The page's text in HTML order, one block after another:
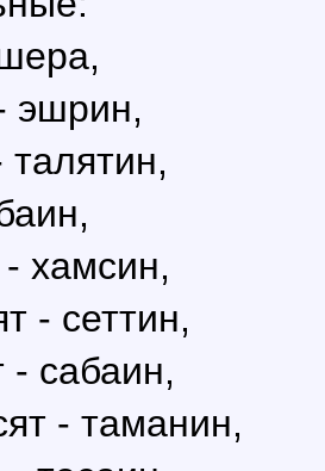
эшрин,
талятин,
- хамсин,
- сеттин,
- сабаин,
- таманин,